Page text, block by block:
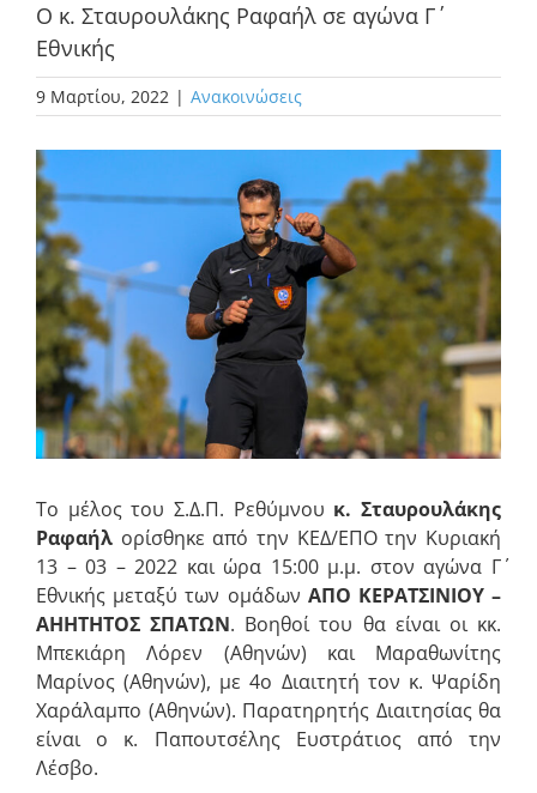
Ο κ. Σταυρουλάκης Ραφαήλ σε αγώνα Γ΄
Εθνικής
9 Μαρτίου, 2022 | Ανακοινώσεις
Προβολή
μεγαλύτερης
εικόνας
Το μέλος του Σ.Δ.Π. Ρεθύμνου κ. Σταυρουλάκης
Ραφαήλ ορίσθηκε από την ΚΕΔ/ΕΠΟ την Κυριακή
13 – 03 – 2022 και ώρα 15:00 μ.μ. στον αγώνα Γ΄
Εθνικής μεταξύ των ομάδων ΑΠΟ ΚΕΡΑΤΣΙΝΙΟΥ –
ΑΗΗΤΗΤΟΣ ΣΠΑΤΩΝ. Βοηθοί του θα είναι οι κκ.
Μπεκιάρη Λόρεν (Αθηνών) και Μαραθωνίτης
Μαρίνος (Αθηνών), με 4ο Διαιτητή τον κ. Ψαρίδη
Χαράλαμπο (Αθηνών). Παρατηρητής Διαιτησίας θα
είναι ο κ. Παπουτσέλης Ευστράτιος από την
Λέσβο.